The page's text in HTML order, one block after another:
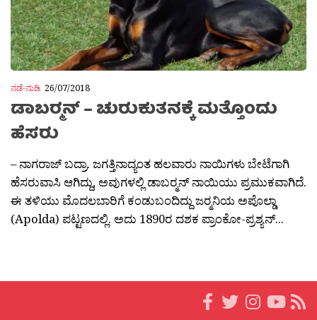
ನಡೆ-ನುಡಿ 26/07/2018
ಡಾಬರ್‍ಮನ್ – ಚುರುಕುತನಕ್ಕೆ ಮತ್ತೊಂದು
ಹೆಸರು
– ನಾಗರಾಜ್ ಬದ್ರಾ. ಜಗತ್ತಿನಾದ್ಯಂತ ಹಲವಾರು ನಾಯಿಗಳು ಬೇಟೆಗಾಗಿ
ಹೆಸರುವಾಸಿ ಆಗಿದ್ದು, ಅವುಗಳಲ್ಲಿ ಡಾಬರ‍್ಮನ್‍‍ ನಾಯಿಯು ಪ್ರಮುಕವಾಗಿದೆ.
ಈ ತಳಿಯು ಮೊದಲಬಾರಿಗೆ ಕಂಡುಬಂದಿದ್ದು ಜರ‍್ಮನಿಯ ಅಪೊಲ್ಡಾ
(Apolda) ಪಟ್ಟಣದಲ್ಲಿ. ಅದು 1890ರ ದಶಕ ಪ್ರಾಂಕೋ-ಪ್ರಶ್ಯನ್...